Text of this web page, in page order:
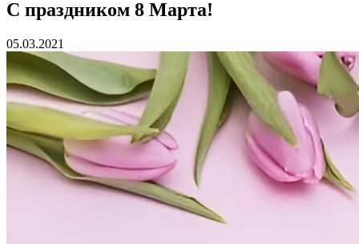
С праздником 8 Марта!
05.03.2021